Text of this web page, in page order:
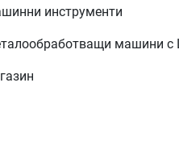
инструменти
машини с